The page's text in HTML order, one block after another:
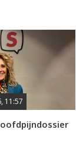
11:57